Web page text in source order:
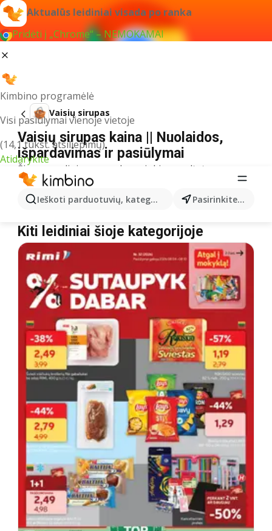
Aktualūs leidiniai visada po ranka
Pridėti į „Chrome“ – NEMOKAMAI
Kimbino programėlė
Visi pasiūlymai vienoje vietoje
(14,1 tūkst. atsiliepimų)
Atidarykite
Ieškoti parduotuvių, kategorijų, produktų... Pasirinkite miestą
Vaisių sirupas
Vaisių sirupas kaina || Nuolaidos,
išpardavimas ir pasiūlymai
Šiuo pavadinimu neradome jokių rezultatų
Akcija Vaisių sirupas – kur nusipirkti?
MAXIMA Vaisių sirupas
Kiti leidiniai šioje kategorijoje